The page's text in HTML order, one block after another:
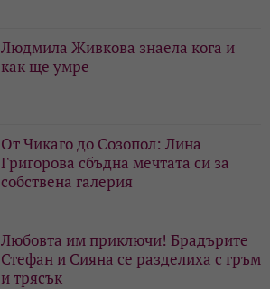
Людмила Живкова знаела кога и
как ще умре
От Чикаго до Созопол: Лина
Григорова сбъдна мечтата си за
собствена галерия
Любовта им приключи! Брадърите
Стефан и Сияна се разделиха с гръм
и трясък